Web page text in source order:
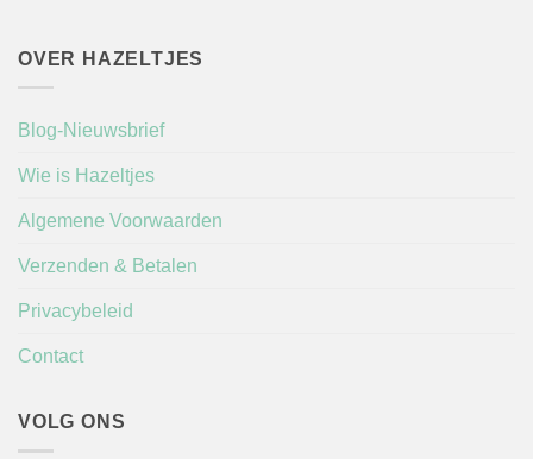
OVER HAZELTJES
Blog-Nieuwsbrief
Wie is Hazeltjes
Algemene Voorwaarden
Verzenden & Betalen
Privacybeleid
Contact
VOLG ONS